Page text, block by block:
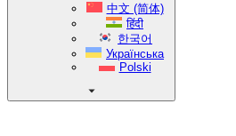
中文 (简体)
हिंदी
한국어
Українська
Polski